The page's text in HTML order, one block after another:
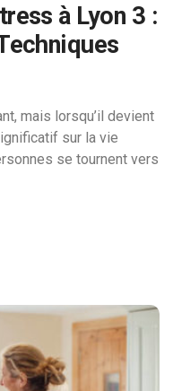
à Lyon 3 :
mais lorsqu’il devient
sur la vie
se tournent vers